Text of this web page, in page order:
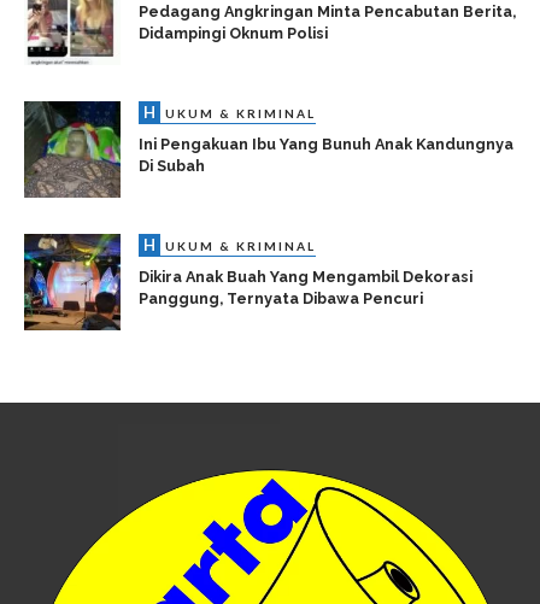
Pedagang Angkringan Minta Pencabutan Berita,
Didampingi Oknum Polisi
H UKUM & KRIMINAL
Ini Pengakuan Ibu Yang Bunuh Anak Kandungnya
Di Subah
H UKUM & KRIMINAL
Dikira Anak Buah Yang Mengambil Dekorasi
Panggung, Ternyata Dibawa Pencuri